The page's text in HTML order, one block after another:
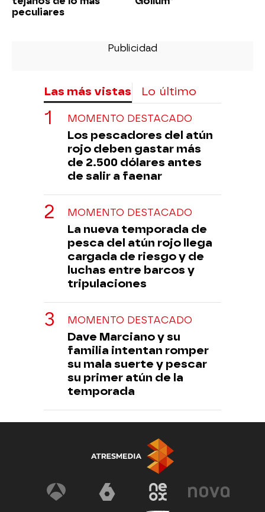
peculiares
Las más vistas Lo último
MOMENTO DESTACADO
Los pescadores del atún
rojo deben gastar más
de 2.500 dólares antes
de salir a faenar
MOMENTO DESTACADO
La nueva temporada de
pesca del atún rojo llega
cargada de riesgo y de
luchas entre barcos y
tripulaciones
MOMENTO DESTACADO
Dave Marciano y su
familia intentan romper
su mala suerte y pescar
su primer atún de la
temporada